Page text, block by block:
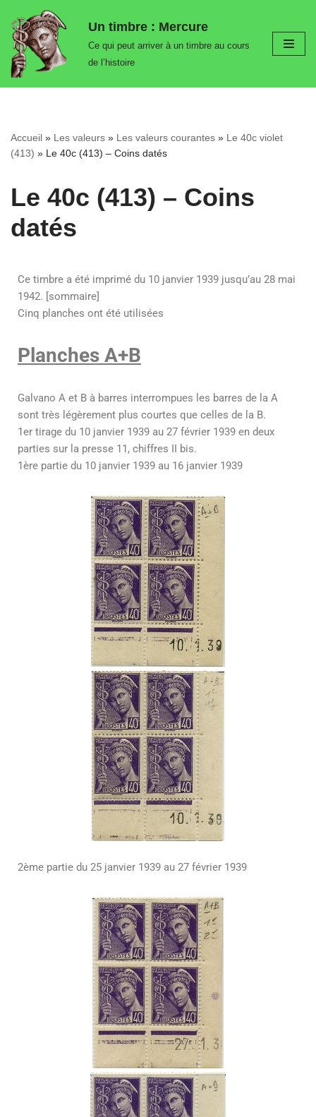
Aller
au
contenu
Un timbre : Mercure
Ce qui peut arriver à un timbre au cours
de l’histoire
Accueil » Les valeurs » Les valeurs courantes » Le 40c violet
(413) » Le 40c (413) – Coins datés
Le 40c (413) – Coins
datés
Ce timbre a été imprimé du 10 janvier 1939 jusqu’au 28 mai
1942. [sommaire]
Cinq planches ont été utilisées
Planches A+B
Galvano A et B à barres interrompues les barres de la A
sont très légèrement plus courtes que celles de la B.
1er tirage du 10 janvier 1939 au 27 février 1939 en deux
parties sur la presse 11, chiffres II bis.
1ère partie du 10 janvier 1939 au 16 janvier 1939
2ème partie du 25 janvier 1939 au 27 février 1939